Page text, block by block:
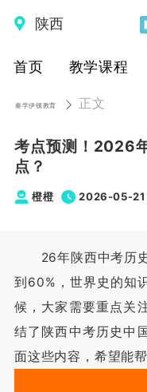
陕西
首页 教学课程
秦学伊顿教育 正文
考点预测！2026
点？
橙橙 2026-05-21
26年陕西中考历史
到60%，世界史的知
候，大家需要重点关
结了陕西中考历史中
面这些内容，希望能帮